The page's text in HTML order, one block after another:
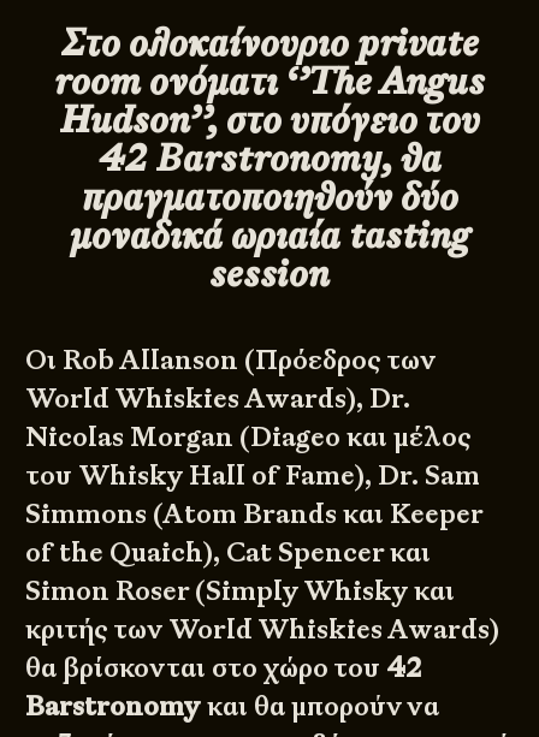
Στο ολοκαίνουριο private
room ονόματι ‘’The Angus
Hudson’’, στο υπόγειο του
42 Barstronomy, θα
πραγματοποιηθούν δύο
μοναδικά ωριαία tasting
session
Οι Rob Allanson (Πρόεδρος των
World Whiskies Awards), Dr.
Nicolas Morgan (Diageo και μέλος
του Whisky Hall of Fame), Dr. Sam
Simmons (Atom Brands και Keeper
of the Quaich), Cat Spencer και
Simon Roser (Simply Whisky και
κριτής των World Whiskies Awards)
θα βρίσκονται στο χώρο του 42
Barstronomyκαι θα μπορούν να